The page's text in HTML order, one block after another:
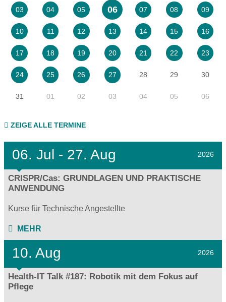
03 04 05 06 07 08 09
10 11 12 13 14 15 16
17 18 19 20 21 22 23
24 25 26 27 28 29 30
31 01 02 03 04 05 06
ZEIGE ALLE TERMINE
06. Jul - 27. Aug 2026
CRISPR/Cas: GRUNDLAGEN UND PRAKTISCHE
ANWENDUNG
Kurse für Technische Angestellte
MEHR
10. Aug 2026
Health-IT Talk #187: Robotik mit dem Fokus auf
Pflege